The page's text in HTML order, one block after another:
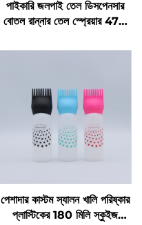
পাইকারি জলপাই তেল ডিসপেনসার
বোতল রান্নার তেল স্প্রেয়ার 470
মানসম্পন্ন নজেলসহ বারবিকিউয়ের
পেশাদার কাস্টম স্যালন খালি পরিষ্কার
প্লাস্টিকের 180 মিলি স্কুইজ